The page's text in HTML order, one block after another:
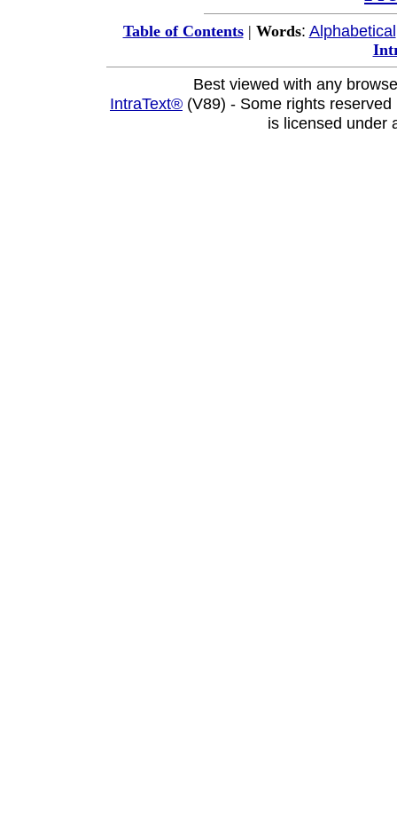
Table of Contents| Words: Alphabetical
Best viewed with any
IntraText® (V89) - Some rights
is licensed under